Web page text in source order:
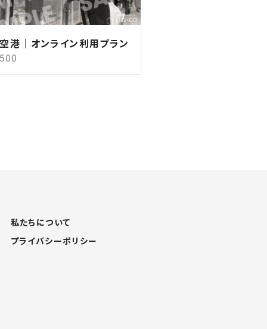
港｜オンライン利用プラン
私たちについて
プライバシーポリシー